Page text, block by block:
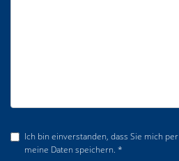
Ich bin einverstanden, dass Sie mich
meine Daten speichern. *